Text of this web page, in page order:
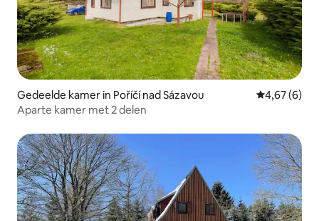
Gedeelde kamer in Poříčí nad Sázavou Gemiddelde
4,67 (6)
Aparte kamer met 2 delen